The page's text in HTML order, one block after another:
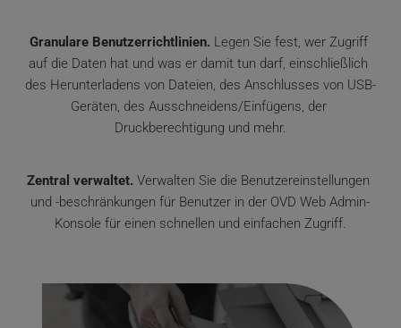
Granulare Benutzerrichtlinien. Legen Sie fest, wer Zugriff
auf die Daten hat und was er damit tun darf, einschließlich
des Herunterladens von Dateien, des Anschlusses von USB-
Geräten, des Ausschneidens/Einfügens, der
Druckberechtigung und mehr.
Zentral verwaltet. Verwalten Sie die Benutzereinstellungen
und -beschränkungen für Benutzer in der OVD Web Admin-
Konsole für einen schnellen und einfachen Zugriff.